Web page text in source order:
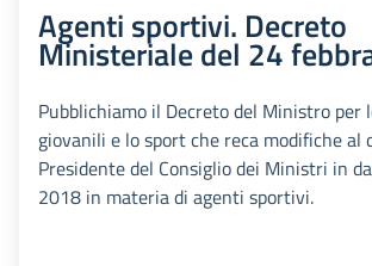
Agenti sportivi. Decreto
Ministeriale del 24
Pubblichiamo il Decreto del Ministro per
giovanili e lo sport che reca modifiche al
Presidente del Consiglio dei Ministri in
2018 in materia di agenti sportivi.